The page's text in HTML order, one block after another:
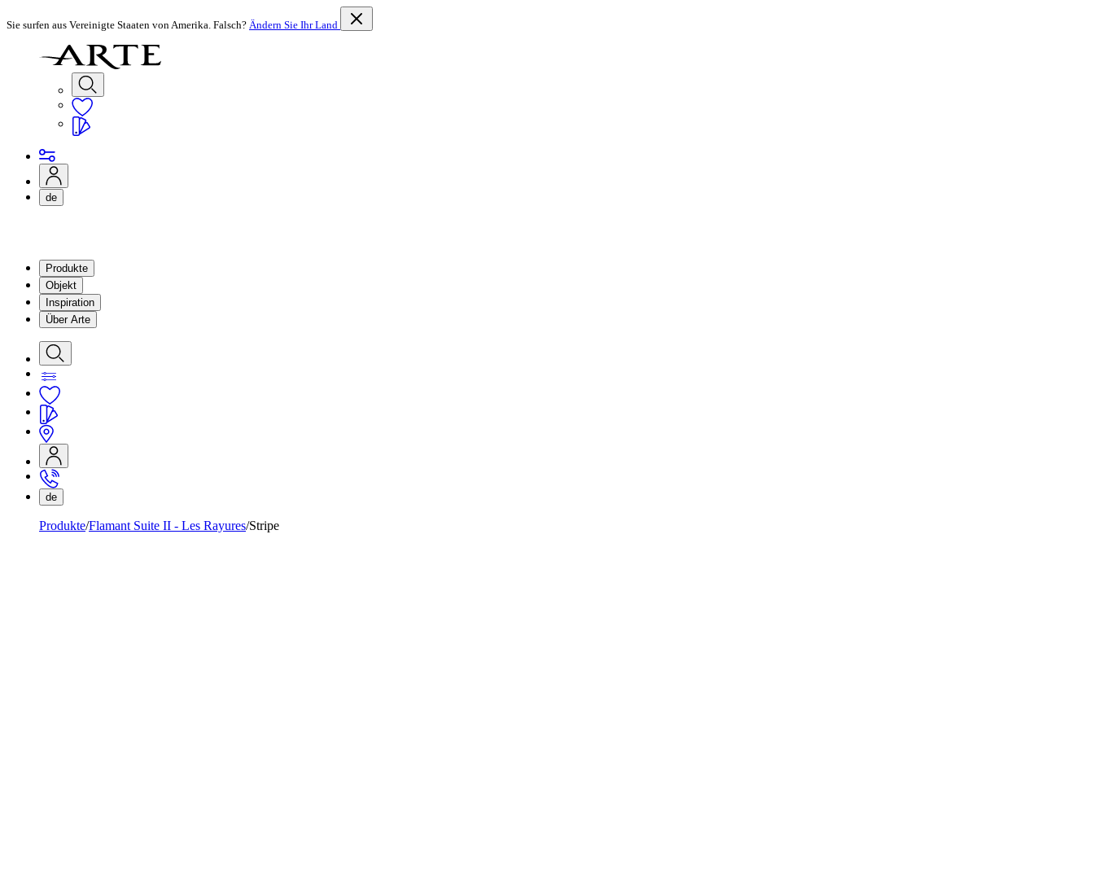
Sie surfen aus Vereinigte Staaten von Amerika. Falsch? Ändern Sie Ihr Land
de
Produkte
Objekt
Inspiration
Über Arte
de
Produkte Flamant Suite II - Les Rayures Stripe